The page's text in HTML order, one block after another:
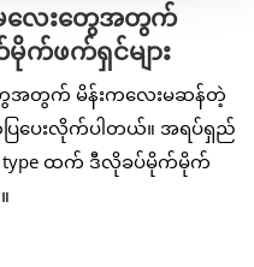
မလေးတွေအတွက်
က်ဖက်ရှင်များ
ေအတွက် မိန်းကလေးမဆန်တဲ့
ြပေးလိုက်ပါတယ်။ အရပ်ရှည်
type ထက် ဒီလိုခပ်မိုက်မိုက်